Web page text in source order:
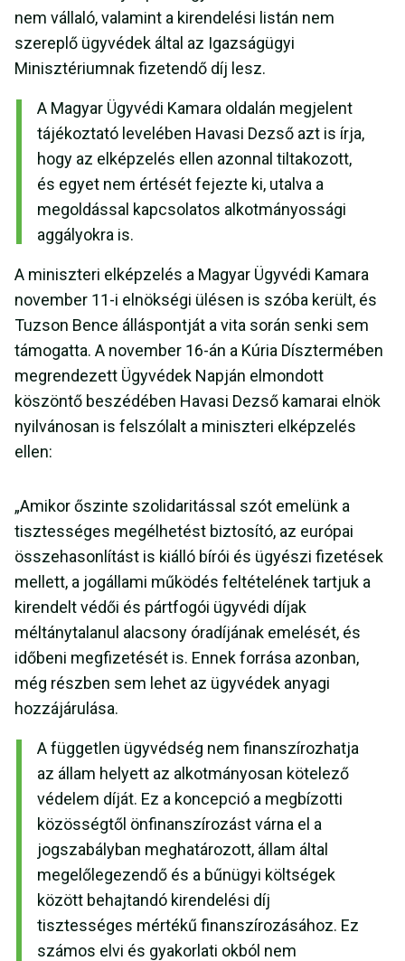
nem vállaló, valamint a kirendelési listán nem
szereplő ügyvédek által az Igazságügyi
Minisztériumnak fizetendő díj lesz.
A Magyar Ügyvédi Kamara oldalán megjelent
tájékoztató levelében Havasi Dezső azt is írja,
hogy az elképzelés ellen azonnal tiltakozott,
és egyet nem értését fejezte ki, utalva a
megoldással kapcsolatos alkotmányossági
aggályokra is.
A miniszteri elképzelés a Magyar Ügyvédi Kamara
november 11-i elnökségi ülésen is szóba került, és
Tuzson Bence álláspontját a vita során senki sem
támogatta. A november 16-án a Kúria Dísztermében
megrendezett Ügyvédek Napján elmondott
köszöntő beszédében Havasi Dezső kamarai elnök
nyilvánosan is felszólalt a miniszteri elképzelés
ellen:
„Amikor őszinte szolidaritással szót emelünk a
tisztességes megélhetést biztosító, az európai
összehasonlítást is kiálló bírói és ügyészi fizetések
mellett, a jogállami működés feltételének tartjuk a
kirendelt védői és pártfogói ügyvédi díjak
méltánytalanul alacsony óradíjának emelését, és
időbeni megfizetését is. Ennek forrása azonban,
még részben sem lehet az ügyvédek anyagi
hozzájárulása.
A független ügyvédség nem finanszírozhatja
az állam helyett az alkotmányosan kötelező
védelem díját. Ez a koncepció a megbízotti
közösségtől önfinanszírozást várna el a
jogszabályban meghatározott, állam által
megelőlegezendő és a bűnügyi költségek
között behajtandó kirendelési díj
tisztességes mértékű finanszírozásához. Ez
számos elvi és gyakorlati okból nem